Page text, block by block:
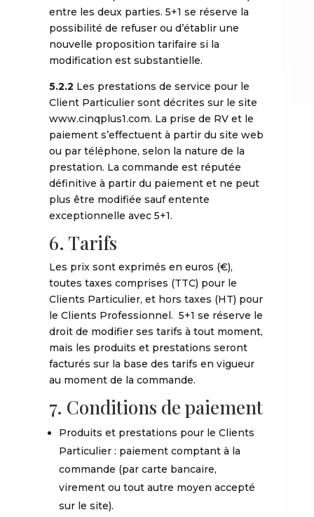
entre les deux parties. 5+1 se réserve la
possibilité de refuser ou d’établir une
nouvelle proposition tarifaire si la
modification est substantielle.
5.2.2 Les prestations de service pour le
Client Particulier sont décrites sur le site
www.cinqplus1.com. La prise de RV et le
paiement s’effectuent à partir du site web
ou par téléphone, selon la nature de la
prestation. La commande est réputée
définitive à partir du paiement et ne peut
plus être modifiée sauf entente
exceptionnelle avec 5+1.
6. Tarifs
Les prix sont exprimés en euros (€),
toutes taxes comprises (TTC) pour le
Clients Particulier, et hors taxes (HT) pour
le Clients Professionnel. 5+1 se réserve le
droit de modifier ses tarifs à tout moment,
mais les produits et prestations seront
facturés sur la base des tarifs en vigueur
au moment de la commande.
7. Conditions de paiement
Produits et prestations pour le Clients
Particulier : paiement comptant à la
commande (par carte bancaire,
virement ou tout autre moyen accepté
sur le site).